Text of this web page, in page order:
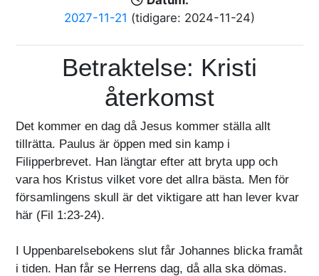
2027-11-21 (tidigare: 2024-11-24)
Betraktelse: Kristi
återkomst
Det kommer en dag då Jesus kommer ställa allt
tillrätta. Paulus är öppen med sin kamp i
Filipperbrevet. Han längtar efter att bryta upp och
vara hos Kristus vilket vore det allra bästa. Men för
församlingens skull är det viktigare att han lever kvar
här (Fil 1:23-24).
I Uppenbarelsebokens slut får Johannes blicka framåt
i tiden. Han får se Herrens dag, då alla ska dömas.